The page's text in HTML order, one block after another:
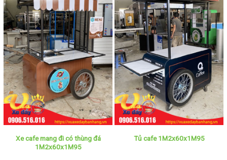
Xe cafe mang đi có thùng đá
1M2x60x1M95
Tủ cafe 1M2x60x1M95